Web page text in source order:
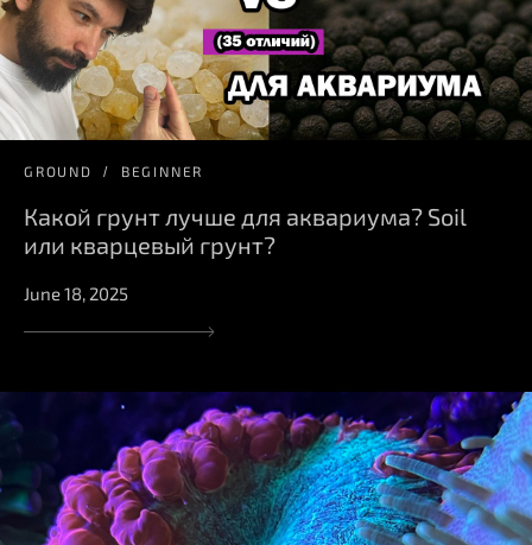
GROUND BEGINNER
Какой грунт лучше для аквариума? Soil
или кварцевый грунт?
June 18, 2025